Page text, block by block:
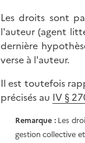
Les droits sont
l'auteur (agent
dernière
verse à l'auteur.
Il est toutefois
précisés au IV §
Remarque :Les
gestion collective